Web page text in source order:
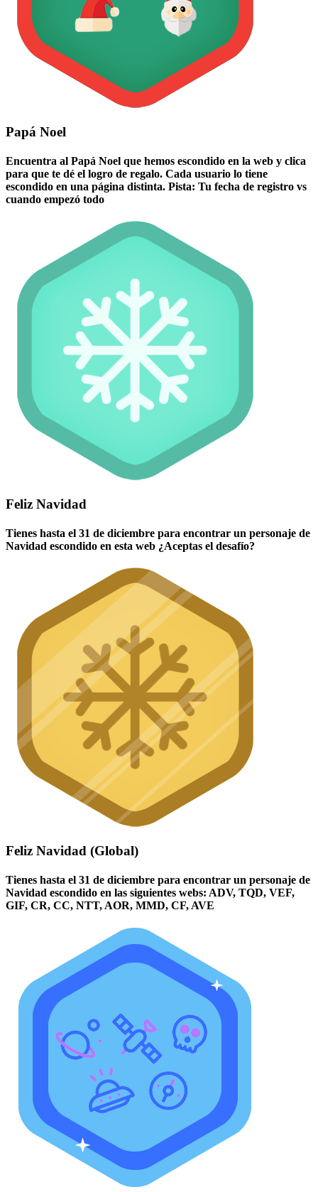
Papá Noel
Encuentra al Papá Noel que hemos escondido en la web y clica
para que te dé el logro de regalo. Cada usuario lo tiene
escondido en una página distinta. Pista: Tu fecha de registro vs
cuando empezó todo
Feliz Navidad
Tienes hasta el 31 de diciembre para encontrar un personaje de
Navidad escondido en esta web ¿Aceptas el desafío?
Feliz Navidad (Global)
Tienes hasta el 31 de diciembre para encontrar un personaje de
Navidad escondido en las siguientes webs: ADV, TQD, VEF,
GIF, CR, CC, NTT, AOR, MMD, CF, AVE